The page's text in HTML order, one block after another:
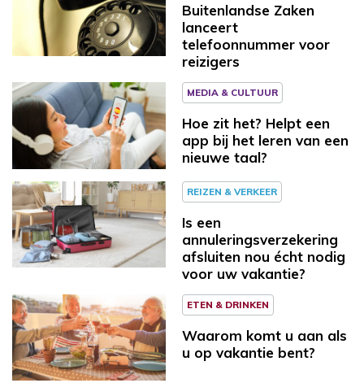
Buitenlandse Zaken
lanceert
telefoonnummer voor
reizigers
MEDIA & CULTUUR
Hoe zit het? Helpt een
app bij het leren van een
nieuwe taal?
REIZEN & VERKEER
Is een
annuleringsverzekering
afsluiten nou écht nodig
voor uw vakantie?
ETEN & DRINKEN
Waarom komt u aan als
u op vakantie bent?